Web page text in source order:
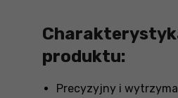
produktu:
Precyzyjny i